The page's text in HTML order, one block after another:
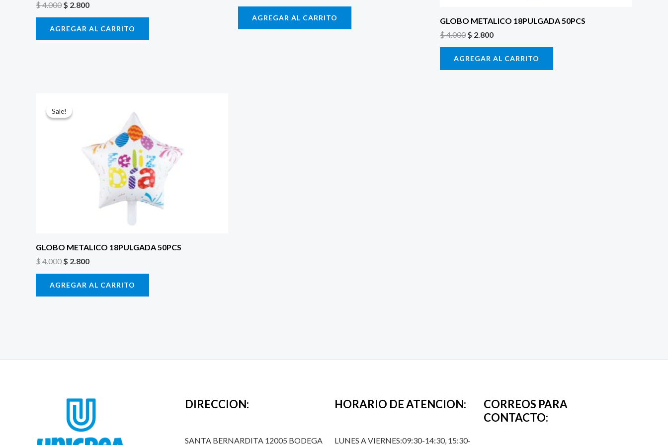
$4.000 $ 2.800
AGREGAR AL CARRITO
AGREGAR AL CARRITO
GLOBO METALICO 18PULGADA 50PCS
$4.000$ 2.800
AGREGAR AL CARRITO
Sale!
Sale!
GLOBO METALICO 18PULGADA 50PCS
$4.000
precio
original
$ 2.800
$ 2.800.
AGREGAR AL CARRITO
DIRECCION:
SANTA BERNARDITA 12005 BODEGA
HORARIO DE ATENCION:
LUNES A VIERNES:09:30-14:30, 15:30-
CORREOS PARA
CONTACTO: